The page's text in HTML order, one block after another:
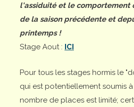
l'assiduité et le comportement
de la saison précédente et
printemps !
Stage Aout : ICI
Pour tous les stages hormis le
qui est potentiellement soumis
nombre de places est limité;